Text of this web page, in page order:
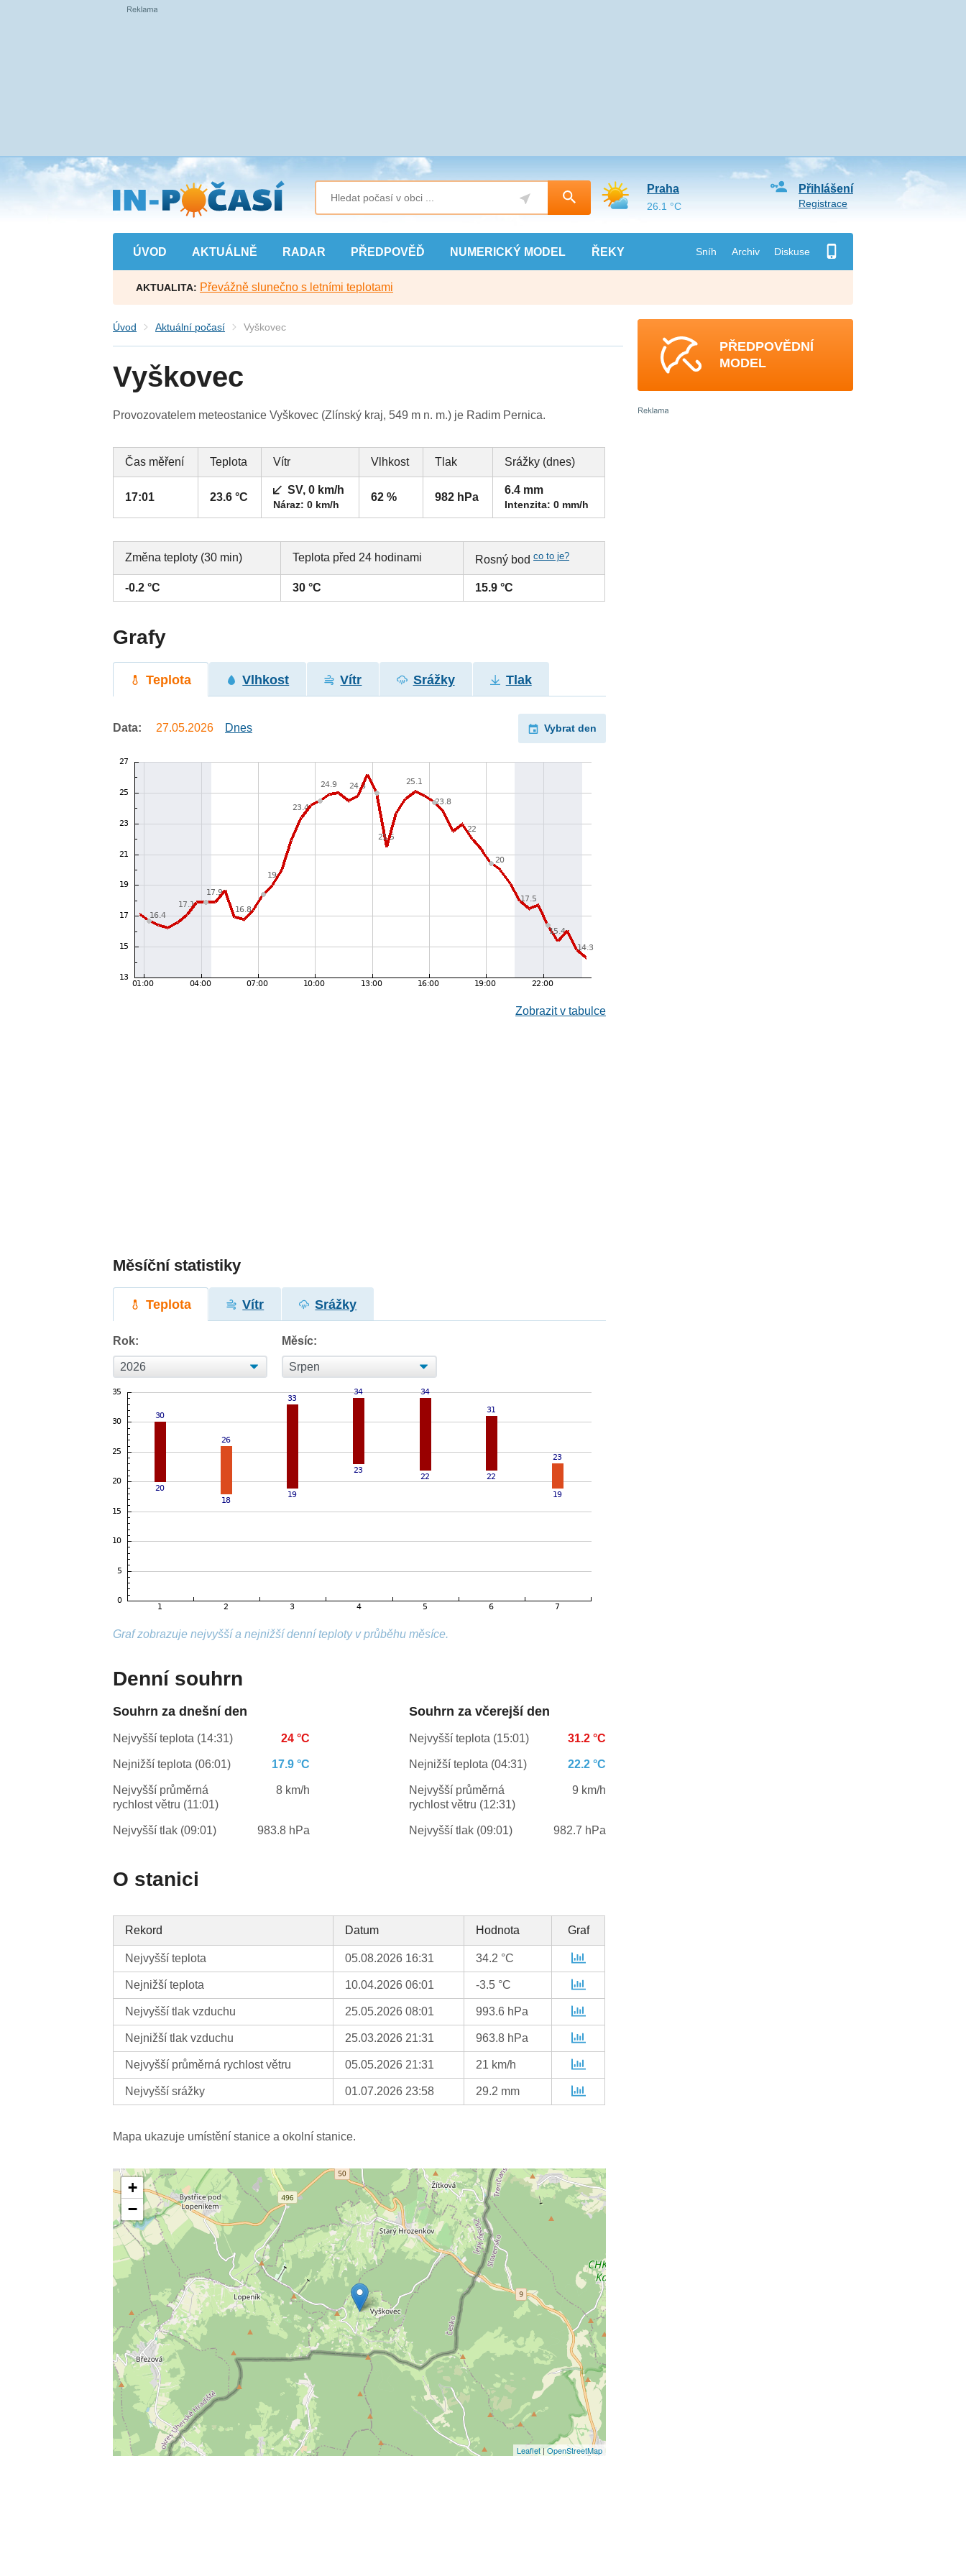
Přejít
na
hlavní
obsah
ÚVOD AKTUÁLNĚ RADAR PŘEDPOVĚĎ NUMERICKÝ MODEL ŘEKY Sníh Archiv Diskuse
Přihlášení
Registrace
Praha
26.1 °C
AKTUALITA: Převážně slunečno s letními teplotami
Úvod Aktuální počasí Vyškovec
Vyškovec
Provozovatelem meteostanice Vyškovec (Zlínský kraj, 549 m n. m.) je Radim Pernica.
Čas měření Teplota Vítr Vlhkost Tlak Srážky (dnes)
17:01 23.6 °C
SV, 0 km/h
Náraz: 0 km/h
62 % 982 hPa
6.4 mm
Intenzita: 0 mm/h
Změna teploty (30 min) Teplota před 24 hodinami Rosný bodco to je?
-0.2 °C 30 °C 15.9 °C
Grafy
Teplota Vlhkost Vítr Srážky Tlak
Data: 27.05.2026 Dnes Vybrat den
Zobrazit v tabulce
Měsíční statistiky
Teplota Vítr Srážky
Rok: Měsíc:
Graf zobrazuje nejvyšší a nejnižší denní teploty v průběhu měsíce.
Denní souhrn
Souhrn za dnešní den
Nejvyšší teplota (14:31) 24 °C
Nejnižší teplota (06:01) 17.9 °C
Nejvyšší průměrná
rychlost větru (11:01)
8 km/h
Nejvyšší tlak (09:01) 983.8 hPa
Souhrn za včerejší den
Nejvyšší teplota (15:01) 31.2 °C
Nejnižší teplota (04:31) 22.2 °C
Nejvyšší průměrná
rychlost větru (12:31)
9 km/h
Nejvyšší tlak (09:01) 982.7 hPa
O stanici
Rekord Datum Hodnota Graf
Nejvyšší teplota 05.08.2026 16:31 34.2 °C
Nejnižší teplota 10.04.2026 06:01 -3.5 °C
Nejvyšší tlak vzduchu 25.05.2026 08:01 993.6 hPa
Nejnižší tlak vzduchu 25.03.2026 21:31 963.8 hPa
Nejvyšší průměrná rychlost větru 05.05.2026 21:31 21 km/h
Nejvyšší srážky 01.07.2026 23:58 29.2 mm
Mapa ukazuje umístění stanice a okolní stanice.
+
−
Leaflet|OpenStreetMap
PŘEDPOVĚDNÍ
MODEL